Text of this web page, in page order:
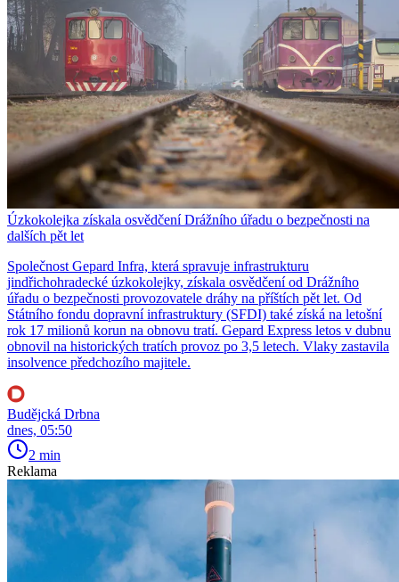
Úzkokolejka získala osvědčení Drážního úřadu o bezpečnosti na
dalších pět let
Společnost Gepard Infra, která spravuje infrastrukturu
jindřichohradecké úzkokolejky, získala osvědčení od Drážního
úřadu o bezpečnosti provozovatele dráhy na příštích pět let. Od
Státního fondu dopravní infrastruktury (SFDI) také získá na letošní
rok 17 milionů korun na obnovu tratí. Gepard Express letos v dubnu
obnovil na historických tratích provoz po 3,5 letech. Vlaky zastavila
insolvence předchozího majitele.
Budějcká Drbna
dnes, 05:50
2 min
Reklama